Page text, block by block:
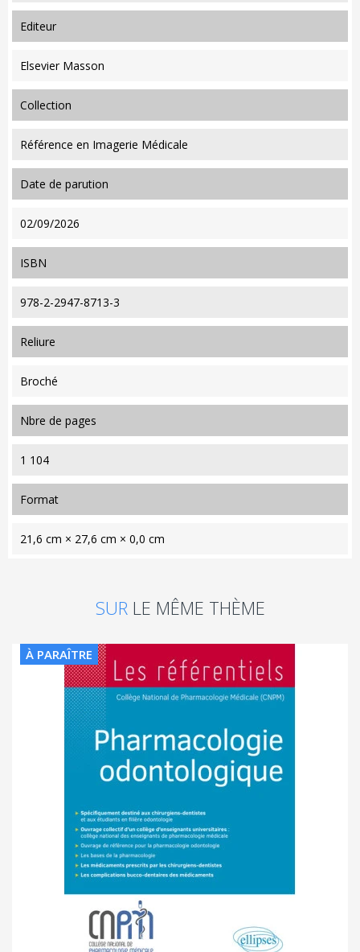
editeur
Elsevier Masson
collection
Référence en Imagerie Médicale
date de parution
02/09/2026
ISBN
978-2-2947-8713-3
reliure
Broché
nbre de pages
1 104
format
21,6 cm × 27,6 cm × 0,0 cm
SUR LE MÊME THÈME
À PARAÎTRE